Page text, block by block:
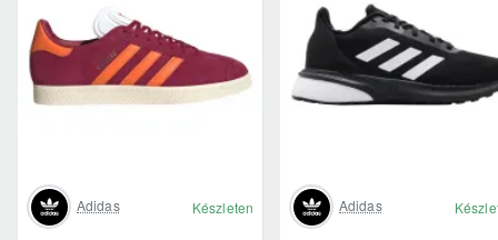
Adidas Készleten Adidas